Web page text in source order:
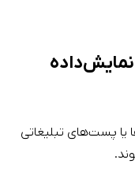
نمایش داده
یا پست‌های تبلیغاتی